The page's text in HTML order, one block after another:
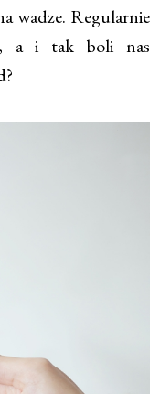
wadze. Regularnie
a i tak boli nas